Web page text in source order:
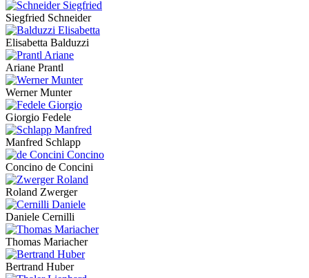
Siegfried Schneider
Elisabetta Balduzzi
Ariane Prantl
Werner Munter
Giorgio Fedele
Manfred Schlapp
Concino de Concini
Roland Zwerger
Daniele Cernilli
Thomas Mariacher
Bertrand Huber